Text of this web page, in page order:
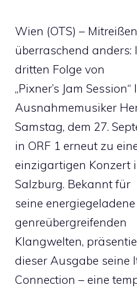
Wien (OTS) –
überraschend anders:
dritten Folge von
„Pixner’s Jam
Ausnahmemusiker
Samstag, dem 27.
in ORF 1 erneut zu
einzigartigen Konzert
Salzburg. Bekannt für
seine
genreübergreifenden
Klangwelten,
dieser Ausgabe seine
Connection – eine